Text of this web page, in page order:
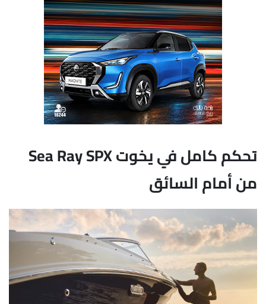
تحكم كامل في يخوت Sea Ray SPX
من أمام السائق